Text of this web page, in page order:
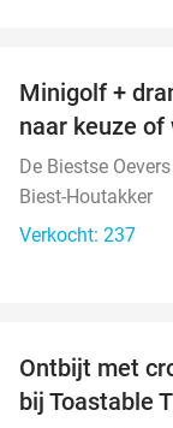
Minigolf +
naar keuze
De Biestse Oevers
Biest-Houtakker
Verkocht: 237
Ontbijt met
bij Toastable